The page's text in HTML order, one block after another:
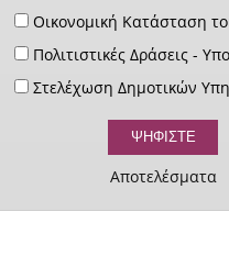
Οικονομική Κατάσταση
Πολιτιστικές Δράσεις -
Στελέχωση Δημοτικών
Αποτελέσματα